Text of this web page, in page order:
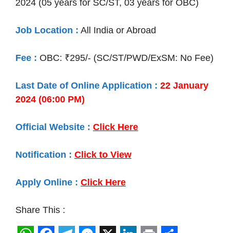
2024 (05 years for SC/ST, 03 years for OBC)
Job Location : All India or Abroad
Fee : OBC: ₹295/- (SC/ST/PWD/ExSM: No Fee)
Last Date of Online Application : 22 January
2024 (06:00 PM)
Official Website : Click Here
Notification : Click to View
Apply Online : Click Here
Share This :